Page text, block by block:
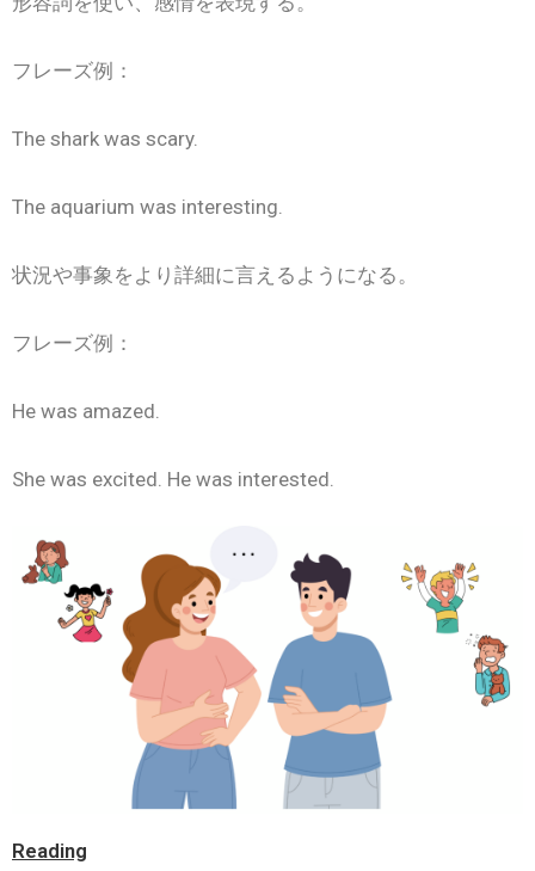
フレーズ例：
The shark was scary.
The aquarium was interesting.
状況や事象をより詳細に言えるようになる。
フレーズ例：
He was amazed.
She was excited. He was interested.
Reading